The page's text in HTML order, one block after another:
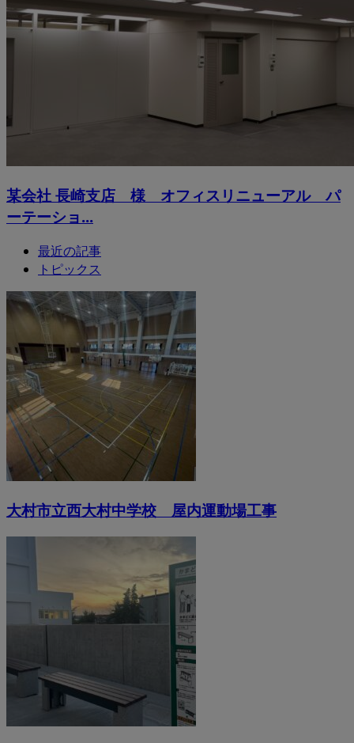
某会社 長崎支店 様 オフィスリニューアル パ
ーテーショ...
最近の記事
トピックス
大村市立西大村中学校 屋内運動場工事